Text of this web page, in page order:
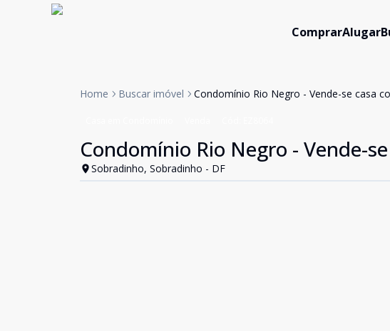
ComprarAlugar
Home Buscar imóvel Condomínio Rio Negro - Vende-se casa
Condomínio Rio Negro - Vende-
Sobradinho, Sobradinho - DF